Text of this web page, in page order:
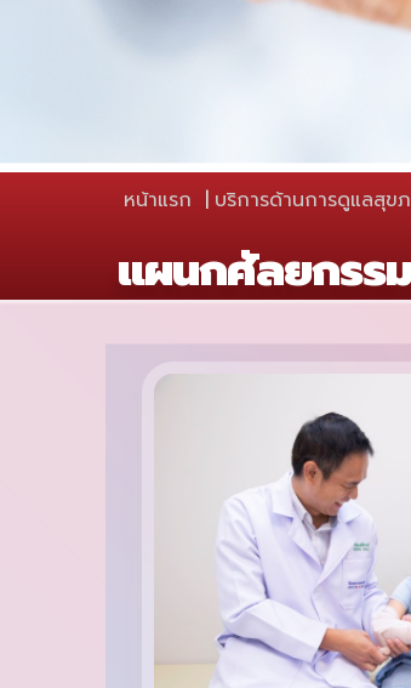
หน้าแรก บริการด้านการดูแลสุข
แผนกศัลยกรร